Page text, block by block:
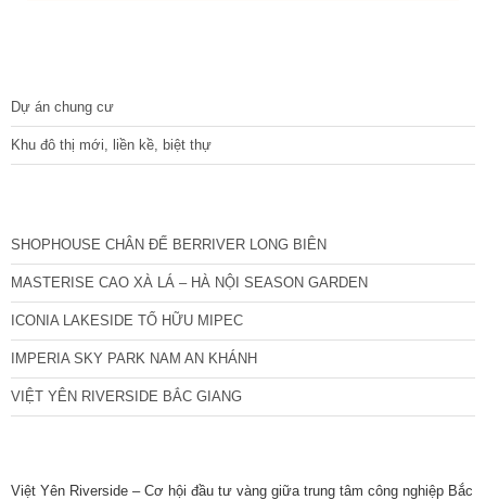
Dự án chung cư
Khu đô thị mới, liền kề, biệt thự
SHOPHOUSE CHÂN ĐẾ BERRIVER LONG BIÊN
MASTERISE CAO XÀ LÁ – HÀ NỘI SEASON GARDEN
ICONIA LAKESIDE TỐ HỮU MIPEC
IMPERIA SKY PARK NAM AN KHÁNH
VIỆT YÊN RIVERSIDE BẮC GIANG
Việt Yên Riverside – Cơ hội đầu tư vàng giữa trung tâm công nghiệp Bắc